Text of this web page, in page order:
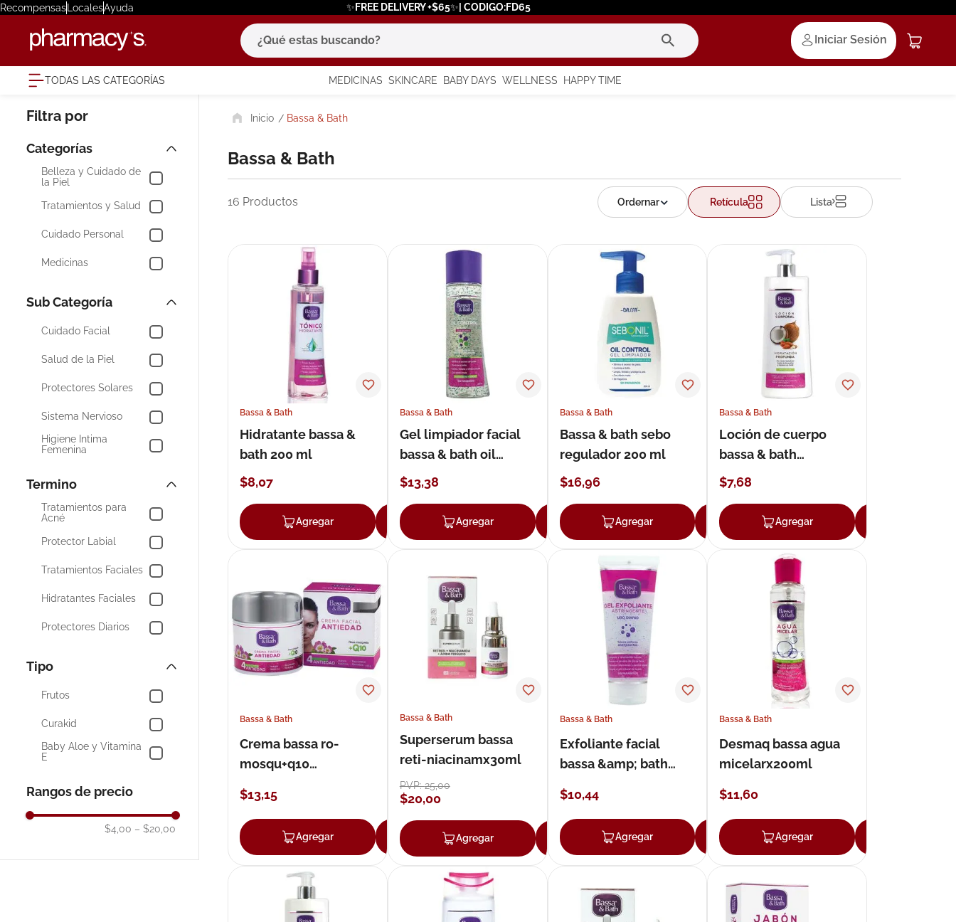
RecompensasLocalesAyuda ✨FREE DELIVERY +$65✨| CODIGO:FD65
¿Qué estas buscando?
Iniciar Sesión
TODAS LAS CATEGORÍAS MEDICINAS SKINCARE BABY DAYS WELLNESS HAPPY TIME
Belleza y Cuidado de
la Piel
Tratamientos y Salud
Cuidado Personal
Medicinas
Cuidado Facial
Salud de la Piel
Protectores Solares
Sistema Nervioso
Higiene Intima
Femenina
Tratamientos para
Acné
Protector Labial
Tratamientos Faciales
Hidratantes Faciales
Protectores Diarios
Adultos
Facial
Tipo
Frutos
Curakid
Baby Aloe y Vitamina
E
Rangos de precio
$4,00 – $20,00
Bassa & Bath
Bassa & Bath
16 Productos Retícula Lista
Bassa & Bath
Hidratante bassa &
bath 200 ml
$8,07
Agregar Agregar
Bassa & Bath
Gel limpiador facial
bassa & bath oil
control en aceite 200
ml
$13,38
Agregar Agregar
Bassa & Bath
Bassa & bath sebo
regulador 200 ml
$16,96
Agregar Agregar
Bassa & Bath
Loción de cuerpo
bassa & bath
hidratación profunda
$7,68
Agregar
Bassa & Bath
Crema bassa ro-
mosqu+q10
$13,15
Agregar Agregar
Bassa & Bath
Superserum bassa
reti-niacinamx30ml
PVP:25,00
$20,00
Agregar Agregar
Bassa & Bath
Exfoliante facial
bassa &amp; bath
$10,44
Agregar Agregar
Bassa & Bath
Desmaq bassa agua
micelarx200ml
$11,60
Agregar
términos más buscados
1. eucerin
. bioderma
6. degraler
isdin
roche posay
nivea
pañales